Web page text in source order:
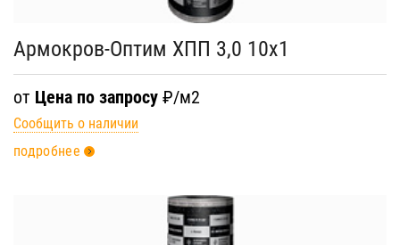
Армокров-Оптим ХПП 3,0 10х1
от Цена по запросу ₽/м2
Сообщить о наличии
подробнее